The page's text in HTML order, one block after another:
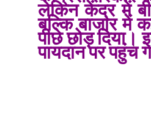
लेकिन केंद्र में
बल्कि बाजार में
पीछे छोड़ दिया।
पायदान पर पहुंच